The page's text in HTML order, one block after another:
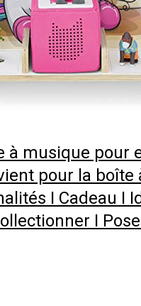
à musique pour
pour la boîte
I Cadeau I
I